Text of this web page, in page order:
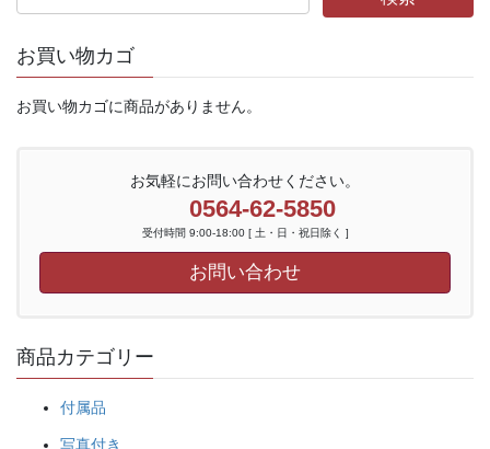
お買い物カゴ
お買い物カゴに商品がありません。
お気軽にお問い合わせください。
0564-62-5850
受付時間 9:00-18:00 [ 土・日・祝日除く ]
お問い合わせ
商品カテゴリー
付属品
写真付き